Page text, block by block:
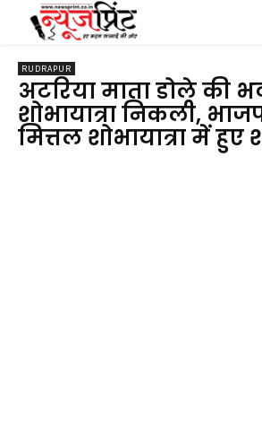
RUDRAPUR
अटरिया माता डोले की
शोभायात्रा निकली,
मित्तल शोभायात्रा में हुए